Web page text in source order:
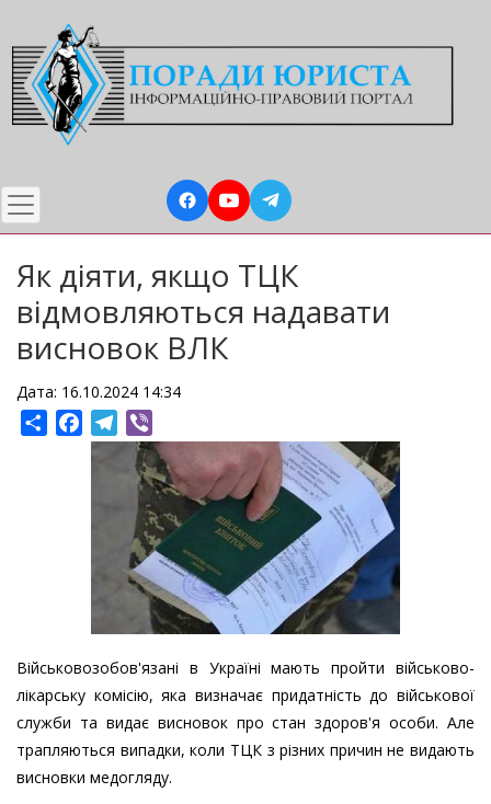
до
основного
вмісту
Як діяти, якщо ТЦК
відмовляються надавати
висновок ВЛК
Дата: 16.10.2024 14:34
ShareFacebookTelegram
Військовозобов'язані в Україні мають пройти військово-
лікарську комісію, яка визначає придатність до військової
служби та видає висновок про стан здоров'я особи. Але
трапляються випадки, коли ТЦК з різних причин не видають
висновки медогляду.